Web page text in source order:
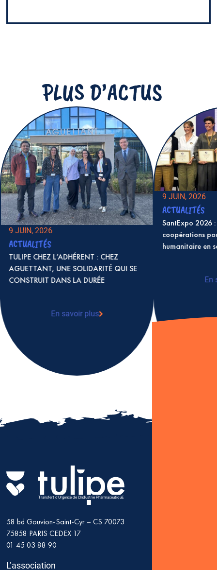
PLUS D’ACTUS
9 JUIN, 2026
ACTUALITÉS
TULIPE CHEZ L’ADHÉRENT : CHEZ
AGUETTANT, UNE SOLIDARITÉ QUI SE
CONSTRUIT DANS LA DURÉE
En savoir plus
: TULIPE CHEZ L’ADHÉRENT : CHEZ
AGUETTANT, UNE SOLIDARITÉ QUI SE
CONSTRUIT DANS LA DURÉE
9 JUIN, 2026
ACTUALITÉS
SantExpo 2026
coopérations
humanitaire en
En
:
Transfert d'Urgence de L'Industrie PharmaceutiquE
58 bd Gouvion-Saint-Cyr – CS 70073
75858 PARIS CEDEX 17
01 45 03 88 90
L’association